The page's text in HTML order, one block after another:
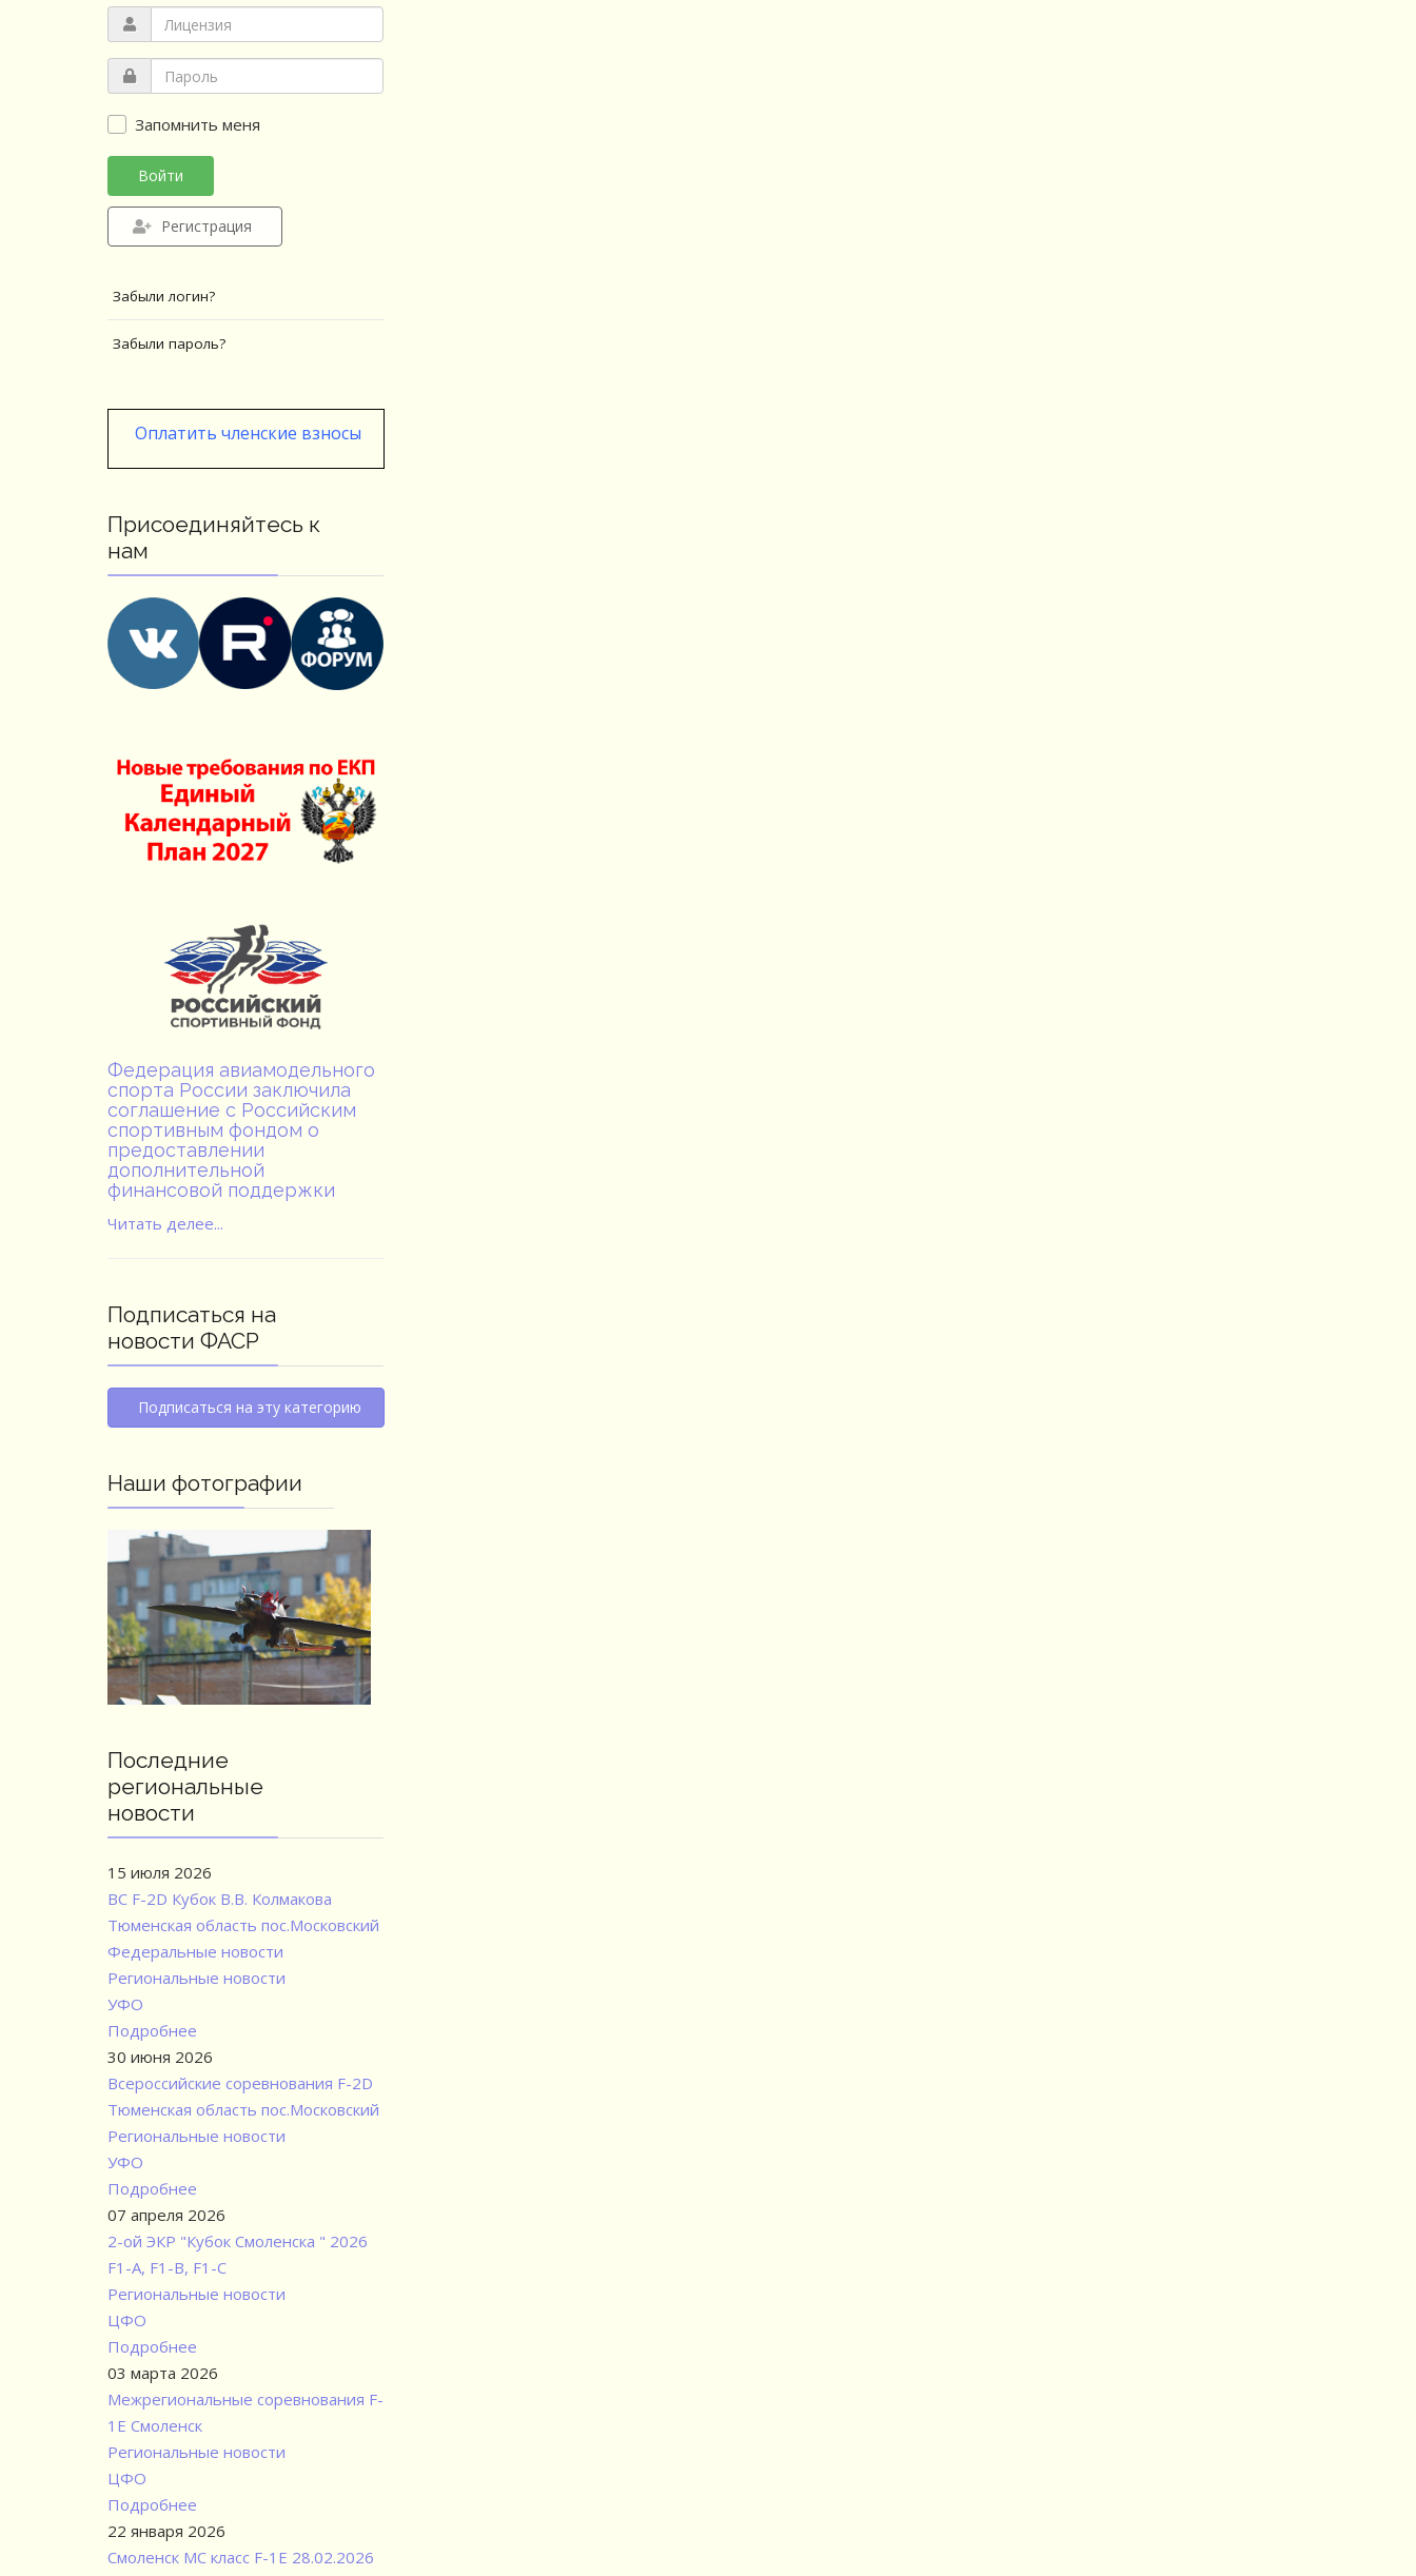
Запомнить меня
Войти
Регистрация
Забыли логин?
Забыли пароль?
Оплатить членские взносы
Присоединяйтесь к
нам
Федерация авиамодельного
спорта России заключила
соглашение с Российским
спортивным фондом о
предоставлении
дополнительной
финансовой поддержки
Читать делее...
Подписаться на
новости ФАСР
Подписаться на эту категорию
Наши фотографии
Последние
региональные
новости
15 июля 2026
ВС F-2D Кубок В.В. Колмакова
Тюменская область пос.Московский
Федеральные новости
Региональные новости
УФО
Подробнее
30 июня 2026
Всероссийские соревнования F-2D
Тюменская область пос.Московский
Региональные новости
УФО
Подробнее
07 апреля 2026
2-ой ЭКР "Кубок Смоленска " 2026
F1-А, F1-В, F1-С
Региональные новости
ЦФО
Подробнее
03 марта 2026
Межрегиональные соревнования F-
1E Смоленск
Региональные новости
ЦФО
Подробнее
22 января 2026
Смоленск МС класс F-1E 28.02.2026